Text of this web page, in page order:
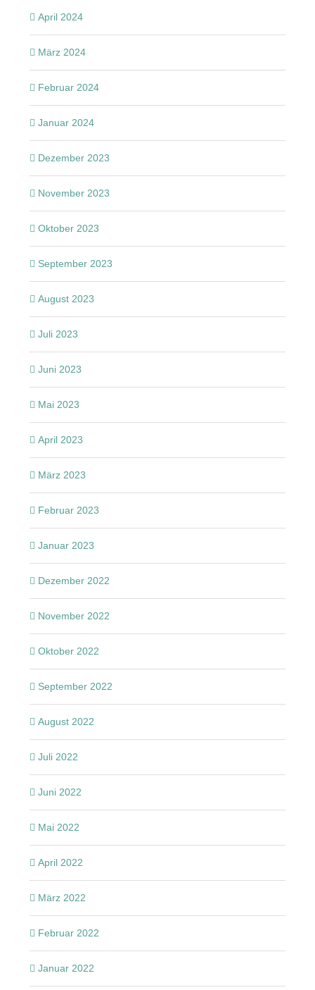
April 2024
März 2024
Februar 2024
Januar 2024
Dezember 2023
November 2023
Oktober 2023
September 2023
August 2023
Juli 2023
Juni 2023
Mai 2023
April 2023
März 2023
Februar 2023
Januar 2023
Dezember 2022
November 2022
Oktober 2022
September 2022
August 2022
Juli 2022
Juni 2022
Mai 2022
April 2022
März 2022
Februar 2022
Januar 2022